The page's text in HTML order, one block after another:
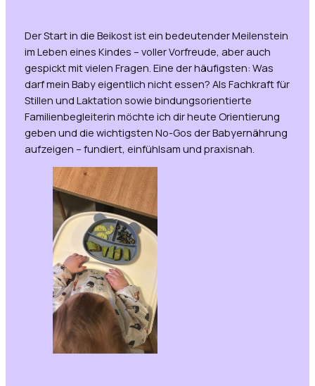
Der Start in die Beikost ist ein bedeutender Meilenstein
im Leben eines Kindes – voller Vorfreude, aber auch
gespickt mit vielen Fragen. Eine der häufigsten: Was
darf mein Baby eigentlich nicht essen? Als Fachkraft für
Stillen und Laktation sowie bindungsorientierte
Familienbegleiterin möchte ich dir heute Orientierung
geben und die wichtigsten No-Gos der Babyernährung
aufzeigen – fundiert, einfühlsam und praxisnah.